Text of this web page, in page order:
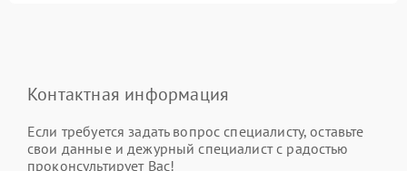
Контактная информация
Если требуется задать вопрос специалисту, оставьте
свои данные и дежурный специалист с радостью
проконсультирует Вас!